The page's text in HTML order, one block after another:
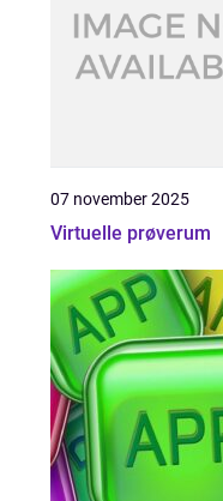
07 november 2025
Virtuelle prøverum